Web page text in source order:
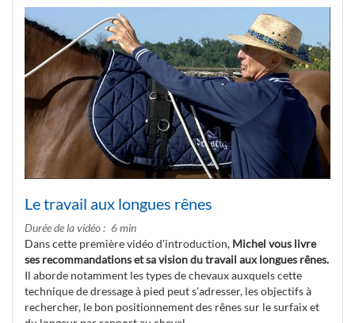
Le travail aux longues rênes
Durée de la vidéo
6 min
Dans cette première vidéo d'introduction, Michel vous livre
ses recommandations et sa vision du travail aux longues rênes.
Il aborde notamment les types de chevaux auxquels cette
technique de dressage à pied peut s'adresser, les objectifs à
rechercher, le bon positionnement des rênes sur le surfaix et